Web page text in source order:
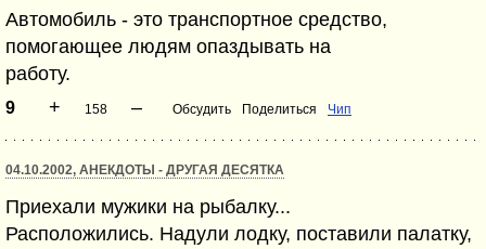
Автомобиль - это транспортное средство,
помогающее людям опаздывать на
работу.
9 + 158 – Обсудить Поделиться Чип
04.10.2002, АНЕКДОТЫ - ДРУГАЯ ДЕСЯТКА
Приехали мужики на рыбалку...
Расположились. Надули лодку, поставили палатку,